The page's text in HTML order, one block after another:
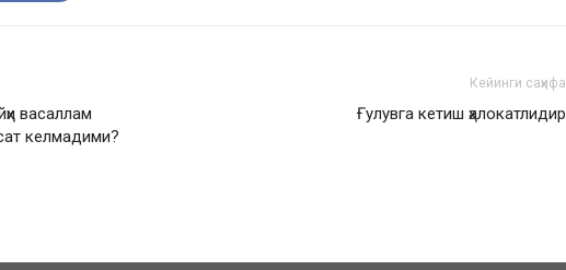
васаллам
келмадими?
Кейинги саҳифа
Ғулувга кетиш ҳалокатлидир